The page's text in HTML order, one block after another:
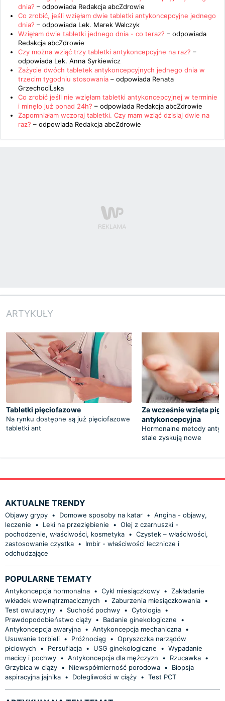
dnia? – odpowiada Redakcja abcZdrowie
Co zrobić, jeśli wzięłam dwie tabletki antykoncepcyjne jednego
dnia? – odpowiada Lek. Marek Walczyk
Wzięłam dwie tabletki jednego dnia - co teraz? – odpowiada
Redakcja abcZdrowie
Czy można wziąć trzy tabletki antykoncepcyjne na raz? –
odpowiada Lek. Anna Syrkiewicz
Zażycie dwóch tabletek antykoncepcyjnych jednego dnia w
trzecim tygodniu stosowania – odpowiada Renata
GrzechociĹska
Co zrobić jeśli nie wzięłam tabletki antykoncepcyjnej w terminie
i minęło już ponad 24h? – odpowiada Redakcja abcZdrowie
Zapomniałam wczoraj tabletki. Czy mam wziąć dzisiaj dwie na
raz? – odpowiada Redakcja abcZdrowie
ARTYKUŁY
Tabletki pięciofazowe
Na rynku dostępne są już pięciofazowe
tabletki ant
Za wcześnie wzięta
antykoncepcyjna
Hormonalne metody
stale zyskują nowe
AKTUALNE TRENDY
Objawy grypy • Domowe sposoby na katar • Angina - objawy,
leczenie
• Leki na przeziębienie • Olej z czarnuszki -
pochodzenie, właściwości, kosmetyka • Czystek – właściwości,
zastosowanie czystka •
Imbir - właściwości lecznicze i
odchudzające
POPULARNE TEMATY
Antykoncepcja hormonalna • Cykl miesiączkowy • Zakładanie
wkładek wewnątrzmacicznych
• Zaburzenia miesiączkowania •
Test owulacyjny • Suchość pochwy • Cytologia •
Prawdopodobieństwo ciąży • Badanie ginekologiczne
•
Antykoncepcja awaryjna • Antykoncepcja mechaniczna •
Usuwanie torbieli • Próżnociąg • Opryszczka narządów
płciowych
• Persuflacja • USG ginekologiczne • Wypadanie
macicy i pochwy • Antykoncepcja dla mężczyzn • Rzucawka •
Grzybica w ciąży • Niewspółmierność porodowa •
Biopsja
aspiracyjna jajnika • Dolegliwości w ciąży • Test PCT